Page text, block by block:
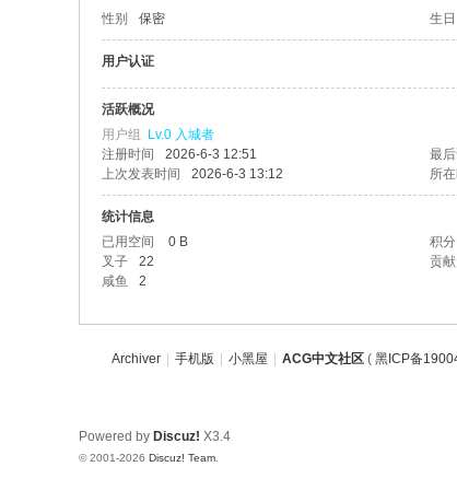
性别 保密 生日
用户认证
活跃概况
用户组
Lv.0 入城者
注册时间
2026-6-3 12:51 最
上次发表时间
2026-6-3 13:12 所
统计信息
已用空间
0 B 积分
叉子
22 贡献
咸鱼
2
Archiver 手机版 小黑屋 ACG中文社区 ( 黑ICP备
Powered by Discuz! X3.4
© 2001-2026 Discuz! Team